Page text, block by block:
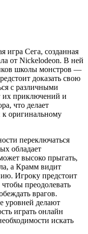
игра Сега, созданная
от Nickelodeon. В ней
школы монстров —
доказать свою
с различными
их приключений и
что делает
к оригинальному
переключаться
обладает
высоко прыгать,
а Крамм видит
Игроку предстоит
преодолевать
врагов.
уровней делают
играть онлайн
искать